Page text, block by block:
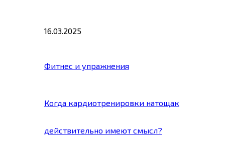
16.03.2025
Фитнес и упражнения
Когда кардиотренировки натощак
действительно имеют смысл?